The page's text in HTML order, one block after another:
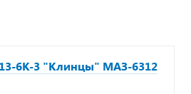
6К-3 "Клинцы" МАЗ-6312